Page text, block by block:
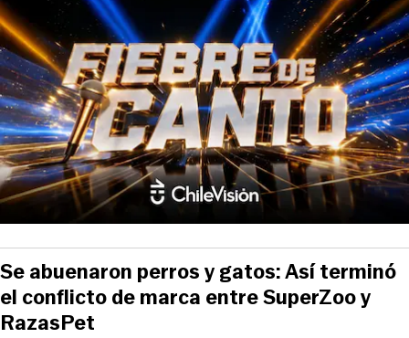
Se abuenaron perros y gatos: Así terminó
el conflicto de marca entre SuperZoo y
RazasPet